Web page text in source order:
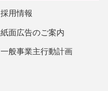
採用情報
紙面広告のご案内
一般事業主行動計画